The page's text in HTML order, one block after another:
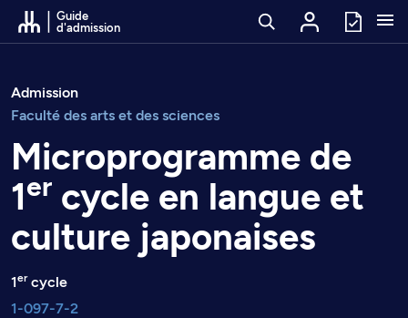
Passer au contenu
Guide
d'admission
Admission
Faculté des arts et des sciences
Microprogramme de
1er cycle en langue et
culture japonaises
1ercycle
1-097-7-2